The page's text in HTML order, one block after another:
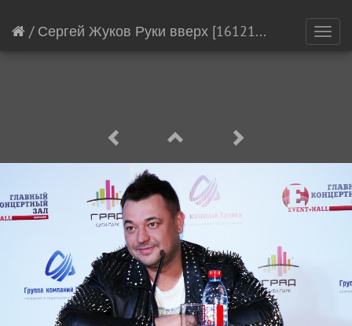
/ Сергей Жуков Руки вверх [16121/21138]